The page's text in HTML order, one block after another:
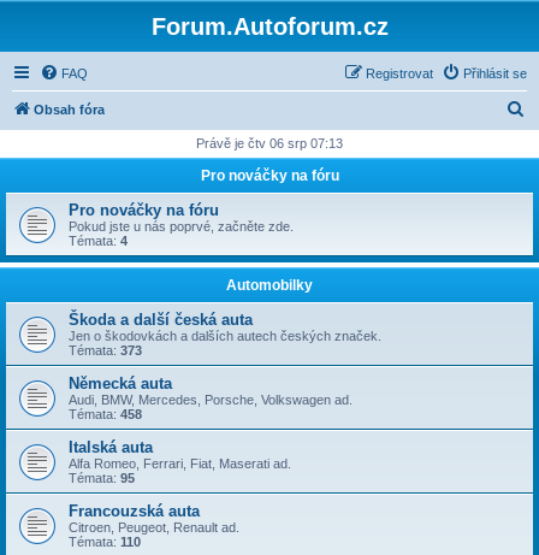
Forum.Autoforum.cz
FAQ Přihlásit se
Registrovat
Obsah fóra
d
t
Právě je čtv 06 srp 07:13
Pro nováčky na fóru
Pro nováčky na fóru
Pokud jste u nás poprvé, začněte zde.
Témata: 4
Automobilky
Škoda a další česká auta
Jen o škodovkách a dalších autech českých značek.
Témata: 373
Německá auta
Audi, BMW, Mercedes, Porsche, Volkswagen ad.
Témata: 458
Italská auta
Alfa Romeo, Ferrari, Fiat, Maserati ad.
Témata: 95
Francouzská auta
Citroen, Peugeot, Renault ad.
Témata: 110